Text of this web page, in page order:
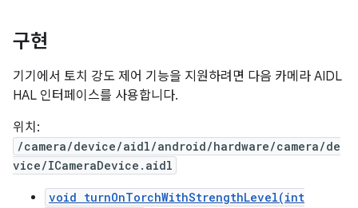
구현
기기에서 토치 강도 제어 기능을 지원하려면 다음 카메라 AIDL
HAL 인터페이스를 사용합니다.
위치:
/camera/device/aidl/android/hardware/camera/de
vice/ICameraDevice.aidl
void turnOnTorchWithStrengthLevel(int